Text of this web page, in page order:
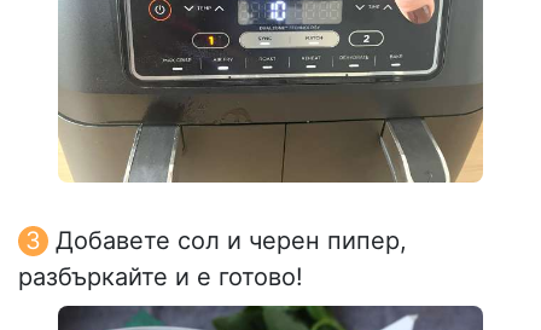
Добавете сол и черен пипер,
разбъркайте и е готово!